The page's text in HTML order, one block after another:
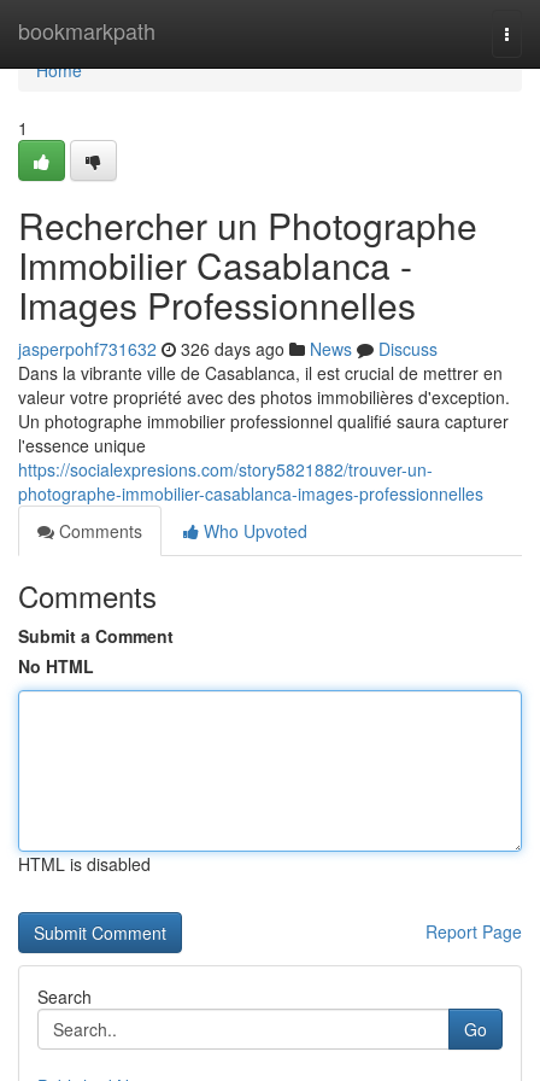
bookmarkpath
Home
Home
1
Rechercher un Photographe
Immobilier Casablanca -
Images Professionnelles
jasperpohf731632 326 days ago News
Discuss
Dans la vibrante ville de Casablanca, il est crucial de mettrer en
valeur votre propriété avec des photos immobilières d'exception.
Un photographe immobilier professionnel qualifié saura capturer
l'essence unique
https://socialexpresions.com/story5821882/trouver-un-
photographe-immobilier-casablanca-images-professionnelles
Comments
Who Upvoted
Comments
Submit a Comment
No HTML
HTML is disabled
Report Page
Search
Go